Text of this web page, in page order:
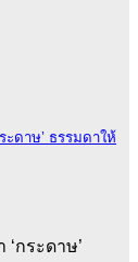
ะดาษ’ ธรรมดาให้
กระดาษ’